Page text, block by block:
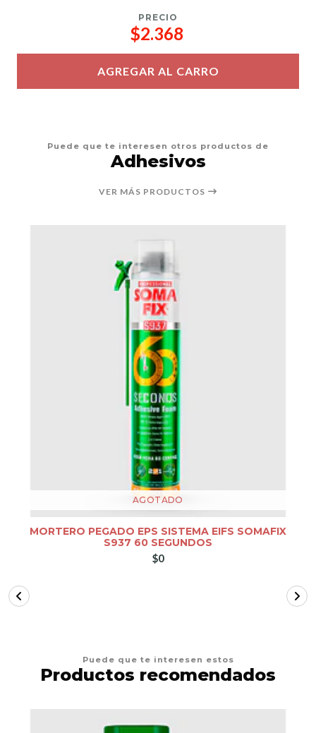
PRECIO
$2.368
AGREGAR AL CARRO
Puede que te interesen otros productos de
Adhesivos
VER MÁS PRODUCTOS
AGOTADO
MORTERO PEGADO EPS SISTEMA EIFS SOMAFIX
S937 60 SEGUNDOS
$0
Puede que te interesen estos
Productos recomendados